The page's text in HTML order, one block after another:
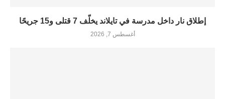
إطلاق نار داخل مدرسة في تايلاند يخلّف 7 قتلى و15 جريحًا
أغسطس 7, 2026